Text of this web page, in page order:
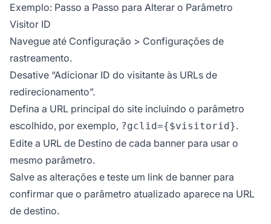
Exemplo: Passo a Passo para Alterar o Parâmetro
Visitor ID
Navegue até Configuração > Configurações de
rastreamento.
Desative “Adicionar ID do visitante às URLs de
redirecionamento”.
Defina a URL principal do site incluindo o parâmetro
escolhido, por exemplo, ?gclid={$visitorid}.
Edite a URL de Destino de cada banner para usar o
mesmo parâmetro.
Salve as alterações e teste um link de banner para
confirmar que o parâmetro atualizado aparece na URL
de destino.